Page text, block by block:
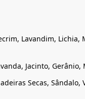
Lavandim, Lichia,
Jacinto,
Secas, Sândalo,